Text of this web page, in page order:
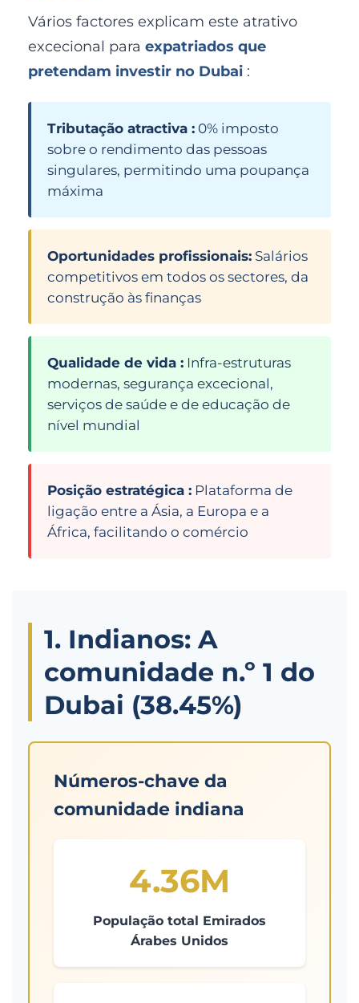
Vários factores explicam este atrativo
excecional para expatriados que
pretendam investir no Dubai :
Tributação atractiva : 0% imposto
sobre o rendimento das pessoas
singulares, permitindo uma poupança
máxima
Oportunidades profissionais: Salários
competitivos em todos os sectores, da
construção às finanças
Qualidade de vida : Infra-estruturas
modernas, segurança excecional,
serviços de saúde e de educação de
nível mundial
Posição estratégica : Plataforma de
ligação entre a Ásia, a Europa e a
África, facilitando o comércio
1. Indianos: A
comunidade n.º 1 do
Dubai (38.45%)
Números-chave da
comunidade indiana
4.36M
População total Emirados
Árabes Unidos